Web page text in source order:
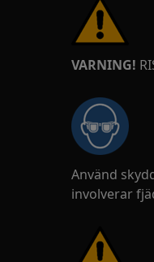
VARNING!
Använd
involverar